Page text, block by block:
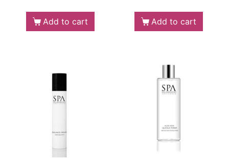
Add to cart Add to cart